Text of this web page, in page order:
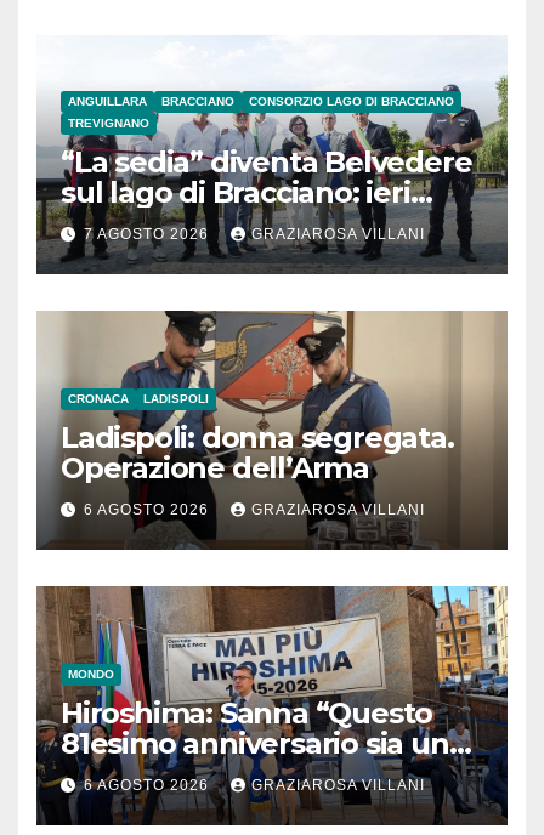
ANGUILLARA BRACCIANO
CONSORZIO LAGO DI BRACCIANO
TREVIGNANO
“La sedia” diventa Belvedere
sul lago di Bracciano: ieri
l’inaugurazione
7 AGOSTO 2026 GRAZIAROSA VILLANI
CRONACA LADISPOLI
Ladispoli: donna segregata.
Operazione dell’Arma
6 AGOSTO 2026 GRAZIAROSA VILLANI
MONDO
Hiroshima: Sanna “Questo
81esimo anniversario sia un
monito per tutti”
6 AGOSTO 2026 GRAZIAROSA VILLANI